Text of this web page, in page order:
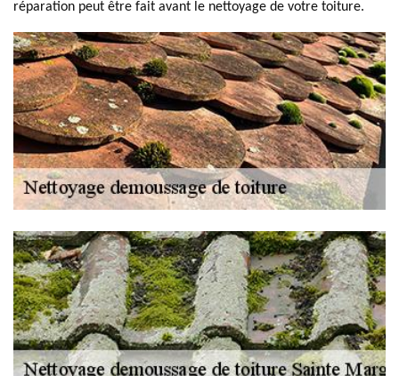
réparation peut être fait avant le nettoyage de votre toiture.